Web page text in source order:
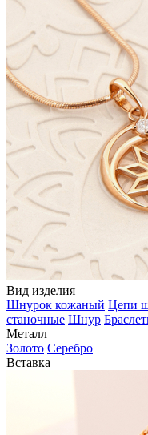
Вид изделия
Шнурок кожаный Цепи
станочные Шнур
Металл
Золото Серебро
Вставка